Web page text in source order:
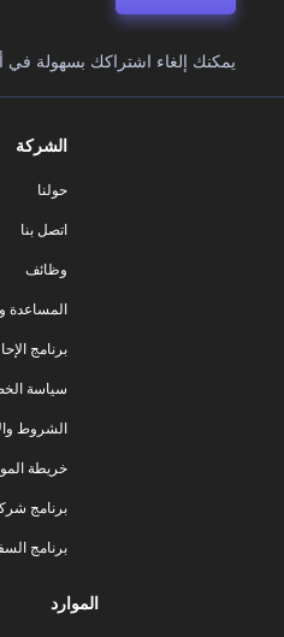
يمكنك إلغاء اشتراكك بسهولة
الشركة
حولنا
اتصل بنا
وظائف
المساعدة
برنامج
سياسة
الشروط
خريطة
برنامج
برنامج
الموارد